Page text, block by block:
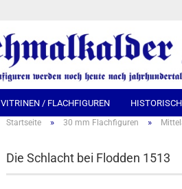
VITRINEN / FLACHFIGUREN
Startseite » 30 mm Flachfiguren »
Die Schlacht bei Flodden 1513